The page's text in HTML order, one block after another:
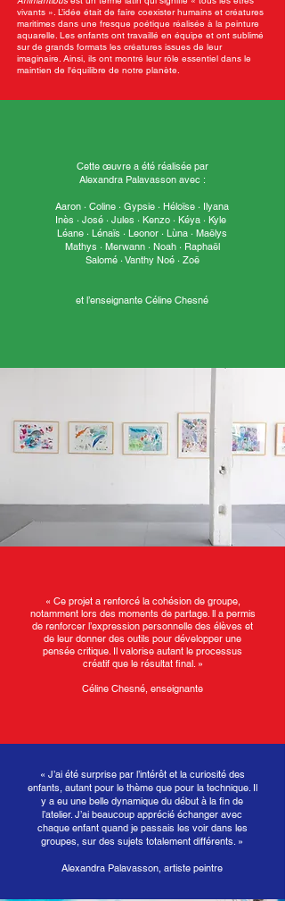
vivants ». L’idée était de faire coexister humains et créatures
maritimes dans une fresque poétique réalisée à la peinture
aquarelle. Les enfants ont travaillé en équipe et ont sublimé
sur de grands formats les créatures issues de leur
imaginaire. Ainsi, ils ont montré leur rôle essentiel dans le
maintien de l'équilibre de notre planète.
Cette œuvre a été réalisée par
Alexandra Palavasson avec :
Aaron · Coline · Gypsie · Héloïse · Ilyana
Inès · José · Jules · Kenzo · Kéya · Kyle
Léane · Lénaïs · Leonor · Lùna · Maëlys
Mathys · Merwann · Noah · Raphaël
Salomé · Vanthy Noé · Zoë
et l’enseignante Céline Chesné
« Ce projet a renforcé la cohésion de groupe,
notamment lors des moments de partage. ll a permis
de renforcer l’expression personnelle des élèves et
de leur donner des outils pour développer une
pensée critique. Il valorise autant le processus
créatif que le résultat final. »
Céline Chesné, enseignante
« J’ai été surprise par l’intérêt et la curiosité des
enfants, autant pour le thème que pour la technique. Il
y a eu une belle dynamique du début à la fin de
l’atelier. J’ai beaucoup apprécié échanger avec
chaque enfant quand je passais les voir dans les
groupes, sur des sujets totalement différents. »
Alexandra Palavasson, artiste peintre